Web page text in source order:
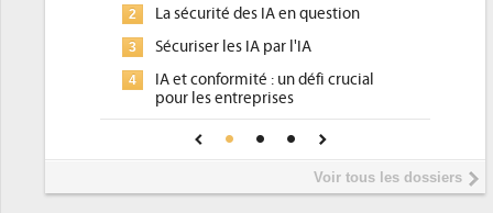
2
DEE, une pression administrative
place pour répondre à...
Phocea DC dans les cordes pour la
DEE
Interview de Fabrice Coquio,
président de Digital Realty...Voir tous les dossiers